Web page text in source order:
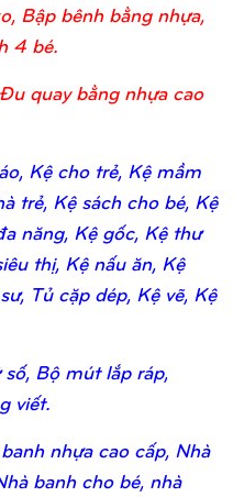
Bập bênh bằng nhựa,
4 bé.
quay bằng nhựa cao
Kệ cho trẻ, Kệ mầm
trẻ, Kệ sách cho bé, Kệ
năng, Kệ gốc, Kệ thư
thị, Kệ nấu ăn, Kệ
Tủ cặp dép, Kệ vẽ, Kệ
Bộ mút lắp ráp,
viết.
nhựa cao cấp, Nhà
banh cho bé, nhà